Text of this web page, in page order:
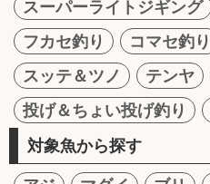
スーパーライトジギング
フカセ釣り
コマセ釣り
スッテ＆ツノ
テンヤ
投げ＆ちょい投げ釣り
対象魚から探す